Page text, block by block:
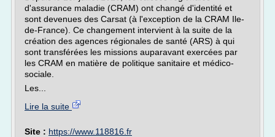
d'assurance maladie (CRAM) ont changé d'identité et
sont devenues des Carsat (à l'exception de la CRAM Ile-
de-France). Ce changement intervient à la suite de la
création des agences régionales de santé (ARS) à qui
sont transférées les missions auparavant exercées par
les CRAM en matière de politique sanitaire et médico-
sociale.
Les...
Lire la suite
Site : https://www.118816.fr